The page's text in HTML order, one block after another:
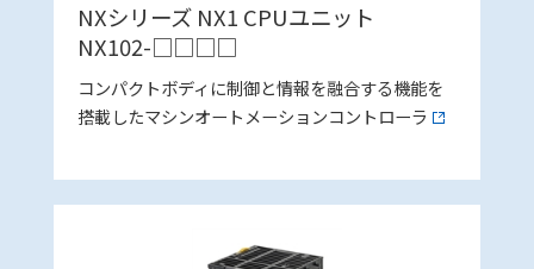
NXシリーズ NX1 CPUユニット
NX102-□□□□
コンパクトボディに制御と情報を融合する機能を
搭載したマシンオートメーションコントローラ